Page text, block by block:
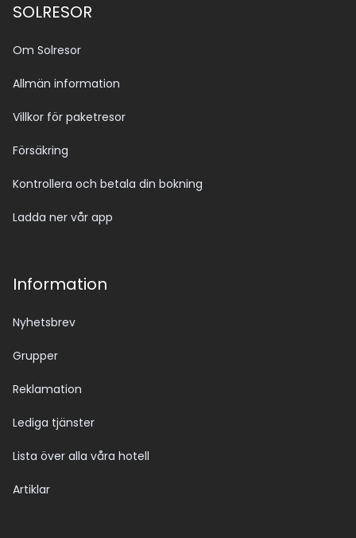
SOLRESOR
Om Solresor
Allmän information
Villkor för paketresor
Försäkring
Kontrollera och betala din bokning
Ladda ner vår app
Information
Nyhetsbrev
Grupper
Reklamation
Lediga tjänster
Lista över alla våra hotell
Artiklar